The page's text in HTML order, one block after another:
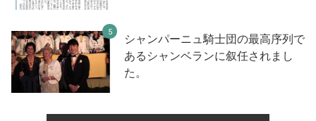
シャンパーニュ騎士団の最高序列で
あるシャンベランに叙任されまし
た。